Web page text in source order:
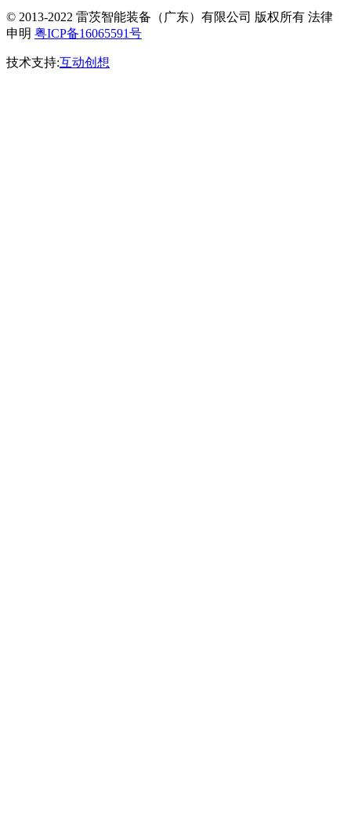
© 2013-2022 雷茨智能装备（广东）有限公司 版权所有 法律
申明 粤ICP备16065591号
技术支持:互动创想